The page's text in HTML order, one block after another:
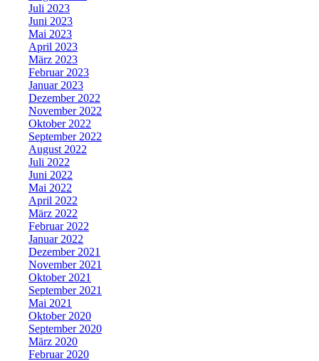
Juli 2023
Juni 2023
Mai 2023
April 2023
März 2023
Februar 2023
Januar 2023
Dezember 2022
November 2022
Oktober 2022
September 2022
August 2022
Juli 2022
Juni 2022
Mai 2022
April 2022
März 2022
Februar 2022
Januar 2022
Dezember 2021
November 2021
Oktober 2021
September 2021
Mai 2021
Oktober 2020
September 2020
März 2020
Februar 2020